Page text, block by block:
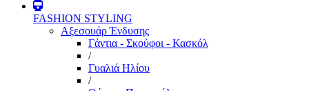
FASHION STYLING
Αξεσουάρ Ένδυσης
Γάντια - Σκούφοι - Κασκόλ
/
Γυαλιά Ηλίου
/